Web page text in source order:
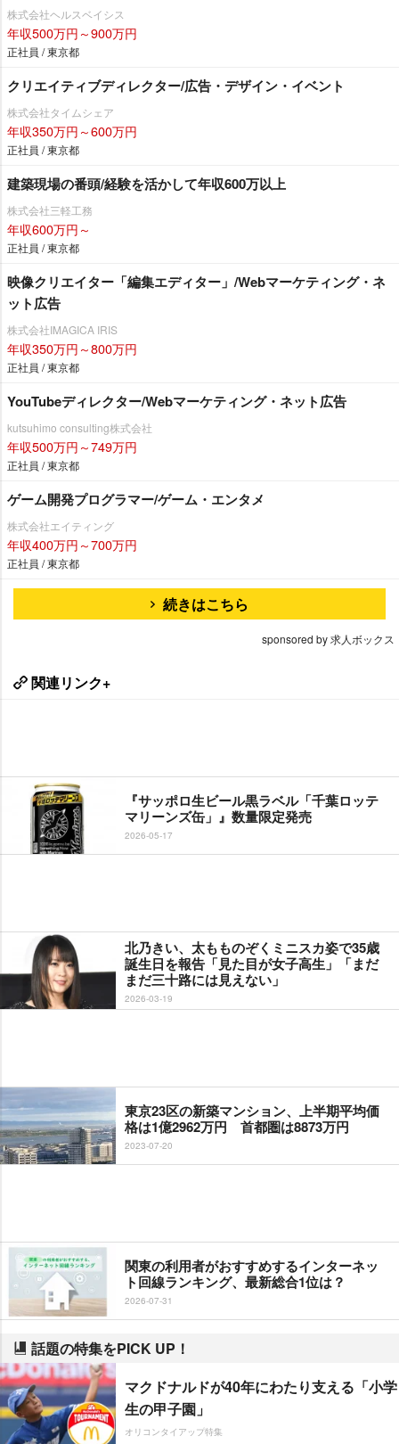
株式会社ヘルスベイシス
年収500万円～900万円
正社員 / 東京都
クリエイティブディレクター/広告・デザイン・イベント
株式会社タイムシェア
年収350万円～600万円
正社員 / 東京都
建築現場の番頭/経験を活かして年収600万以上
株式会社三軽工務
年収600万円～
正社員 / 東京都
映像クリエイター「編集エディター」/Webマーケティング・ネ
ット広告
株式会社IMAGICA IRIS
年収350万円～800万円
正社員 / 東京都
YouTubeディレクター/Webマーケティング・ネット広告
kutsuhimo consulting株式会社
年収500万円～749万円
正社員 / 東京都
ゲーム開発プログラマー/ゲーム・エンタメ
株式会社エイティング
年収400万円～700万円
正社員 / 東京都
続きはこちら
sponsored by 求人ボックス
関連リンク+
『サッポロ生ビール黒ラベル「千葉ロッテ
マリーンズ缶」』数量限定発売
2026-05-17
北乃きい、太もものぞくミニスカ姿で35歳
誕生日を報告「見た目が女子高生」「まだ
まだ三十路には見えない」
2026-03-19
東京23区の新築マンション、上半期平均価
格は1億2962万円 首都圏は8873万円
2023-07-20
関東の利用者がおすすめするインターネッ
ト回線ランキング、最新総合1位は？
2026-07-31
話題の特集をPICK UP！
マクドナルドが40年にわたり支える「小学
生の甲子園」
オリコンタイアップ特集